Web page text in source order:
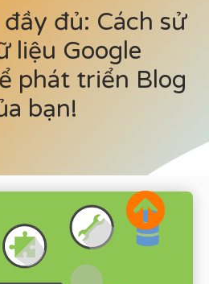
đủ: Cách sử
liệu Google
phát triển Blog
bạn!